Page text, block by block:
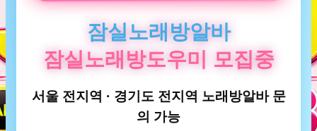
잠실노래방알바
잠실노래방도우미 모집중
서울 전지역 · 경기도 전지역 노래방알바 문
의 가능